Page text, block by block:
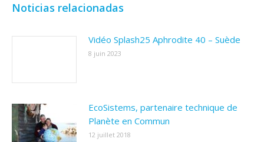
Noticias relacionadas
Vidéo Splash25 Aphrodite 40 – Suède
8 juin 2023
EcoSistems, partenaire technique de
Planète en Commun
12 juillet 2018